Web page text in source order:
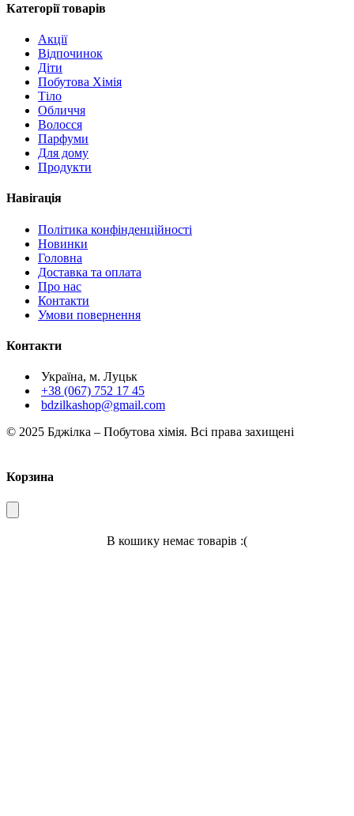
Категорії товарів
Акції
Відпочинок
Діти
Побутова Хімія
Тіло
Обличчя
Волосся
Парфуми
Для дому
Продукти
Навігація
Політика конфінденційності
Новинки
Головна
Доставка та оплата
Про нас
Контакти
Умови повернення
Контакти
Україна, м. Луцьк
+38 (067) 752 17 45
bdzilkashop@gmail.com
© 2025 Бджілка – Побутова хімія. Всі права захищені
Корзина
В кошику немає товарів :(